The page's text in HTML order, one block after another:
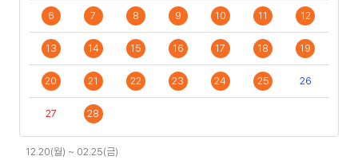
6 7 8 9 10 11 12
13 14 15 16 17 18 19
20 21 22 23 24 25 26
27 28
12.20(월) ~ 02.25(금)